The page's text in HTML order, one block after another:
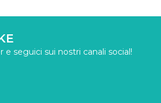
seguici sui nostri canali social!